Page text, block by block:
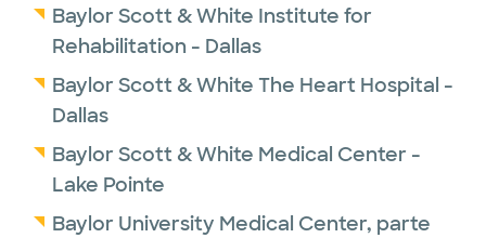
Baylor Scott & White Institute for
Rehabilitation - Dallas
Baylor Scott & White The Heart Hospital -
Dallas
Baylor Scott & White Medical Center -
Lake Pointe
Baylor University Medical Center, parte